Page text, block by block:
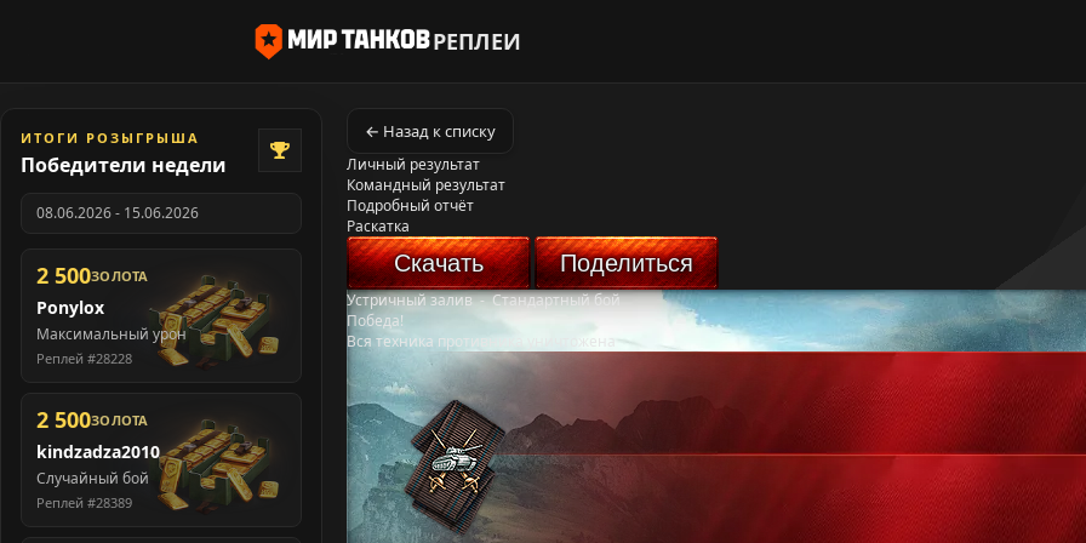
РЕПЛЕИ
ИТОГИ РОЗЫГРЫША
Победители недели
08.06.2026 - 15.06.2026
2 500ЗОЛОТА
Ponylox
Максимальный урон
Реплей #28228
2 500ЗОЛОТА
kindzadza2010
Случайный бой
Реплей #28389
← Назад к списку
Личный результат
Командный результат
Подробный отчёт
Раскатка
Скачать Поделиться
Устричный залив-Стандартный бой
Победа!
Вся техника противника уничтожена